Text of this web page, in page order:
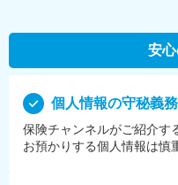
安
個⼈情報の守秘義務
保険チャンネルがご紹介す
お預かりする個⼈情報は慎